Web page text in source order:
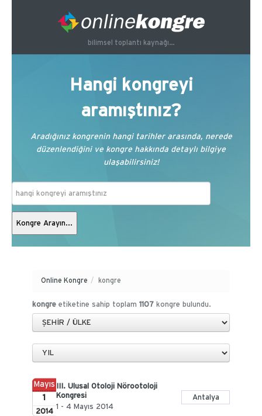
bilimsel toplantı kaynağı...
Hangi kongreyi
aramıştınız?
Aradığınız kongrenin hangi tarihler arasında, nerede
düzenlendiğini ve kongre hakkında detaylı bilgiye
ulaşabilirsiniz!
Online Kongre / kongre
kongre etiketine sahip toplam 1107 kongre bulundu.
Mayıs
1
2014
III. Ulusal Otoloji Nörootoloji
Kongresi
1 - 4 Mayıs 2014
Antalya